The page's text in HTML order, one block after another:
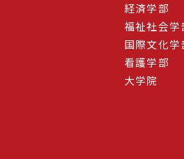
経済学部
福祉社会学
国際文化学
看護学部
大学院